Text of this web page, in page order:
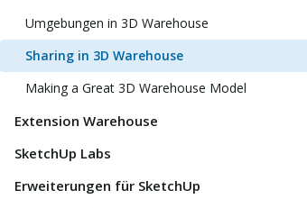
Umgebungen in 3D Warehouse
Sharing in 3D Warehouse
Making a Great 3D Warehouse Model
Extension Warehouse
SketchUp Labs
Erweiterungen für SketchUp